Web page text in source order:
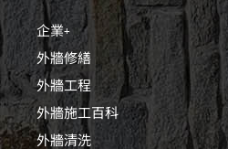
企業+
外牆修繕
外牆工程
外牆施工百科
外牆清洗